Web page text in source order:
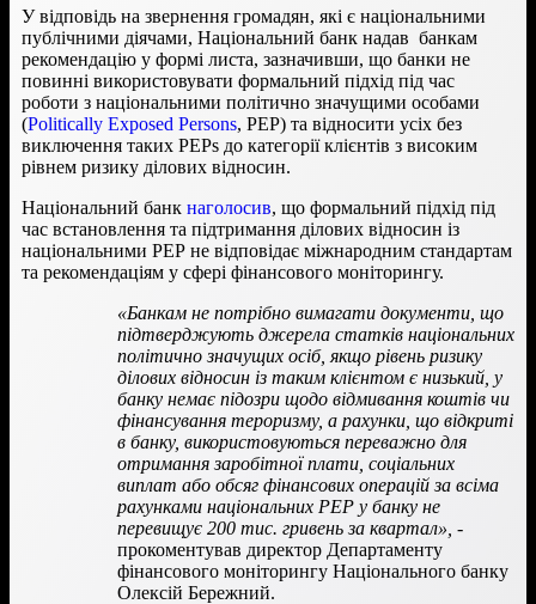
У відповідь на звернення громадян, які є національними
публічними діячами, Національний банк надав банкам
рекомендацію у формі листа, зазначивши, що банки не
повинні використовувати формальний підхід під час
роботи з національними політично значущими особами
(Politically Exposed Persons, PEP) та відносити усіх без
виключення таких PEPs до категорії клієнтів з високим
рівнем ризику ділових відносин.
Національний банк наголосив, що формальний підхід під
час встановлення та підтримання ділових відносин із
національними PEP не відповідає міжнародним стандартам
та рекомендаціям у сфері фінансового моніторингу.
«Банкам не потрібно вимагати документи, що
підтверджують джерела статків національних
політично значущих осіб, якщо рівень ризику
ділових відносин із таким клієнтом є низький, у
банку немає підозри щодо відмивання коштів чи
фінансування тероризму, а рахунки, що відкриті
в банку, використовуються переважно для
отримання заробітної плати, соціальних
виплат або обсяг фінансових операцій за всіма
рахунками національних PEP у банку не
перевищує 200 тис. гривень за квартал», -
прокоментував директор Департаменту
фінансового моніторингу Національного банку
Олексій Бережний.